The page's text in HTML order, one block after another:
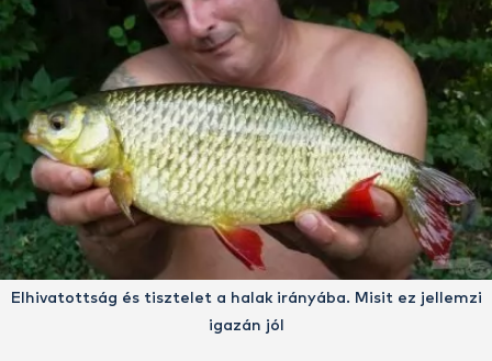
Elhivatottság és tisztelet a halak irányába. Misit ez jellemzi
igazán jól